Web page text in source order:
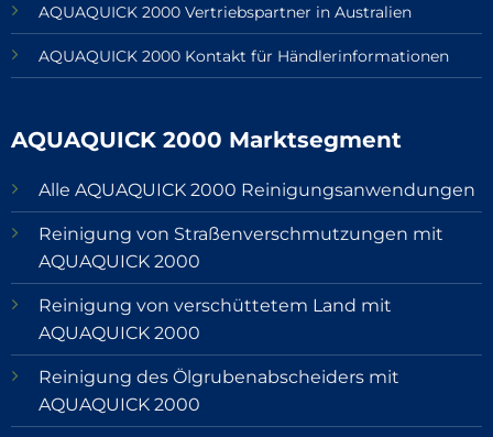
AQUAQUICK 2000 Vertriebspartner in Australien
AQUAQUICK 2000 Kontakt für Händlerinformationen
AQUAQUICK 2000 Marktsegment
Alle AQUAQUICK 2000 Reinigungsanwendungen
Reinigung von Straßenverschmutzungen mit
AQUAQUICK 2000
Reinigung von verschüttetem Land mit
AQUAQUICK 2000
Reinigung des Ölgrubenabscheiders mit
AQUAQUICK 2000